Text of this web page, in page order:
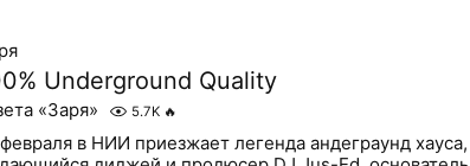
Underground Quality
«Заря» 5.7K 🔥
в НИИ приезжает легенда андеграунд хауса,